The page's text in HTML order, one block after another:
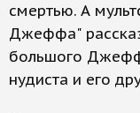
смертью. А
Джеффа"
большого
нудиста и его